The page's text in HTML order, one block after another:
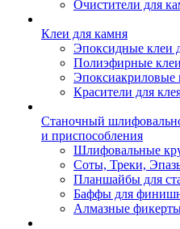
Очистители для
Клеи для камня
Эпоксидные клеи
Полиэфирные
Эпоксиакриловые
Красители для
Станочный
и приспособления
Шлифовальные
Соты, Треки,
Планшайбы для
Баффы для
Алмазные